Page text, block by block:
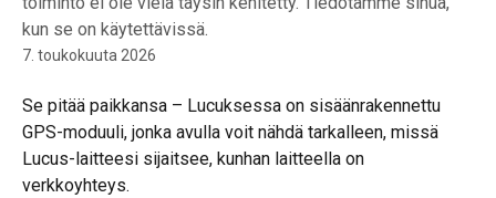
kun se on käytettävissä.
7. toukokuuta 2026
Se pitää paikkansa – Lucuksessa on sisäänrakennettu
GPS-moduuli, jonka avulla voit nähdä tarkalleen, missä
Lucus-laitteesi sijaitsee, kunhan laitteella on
verkkoyhteys.